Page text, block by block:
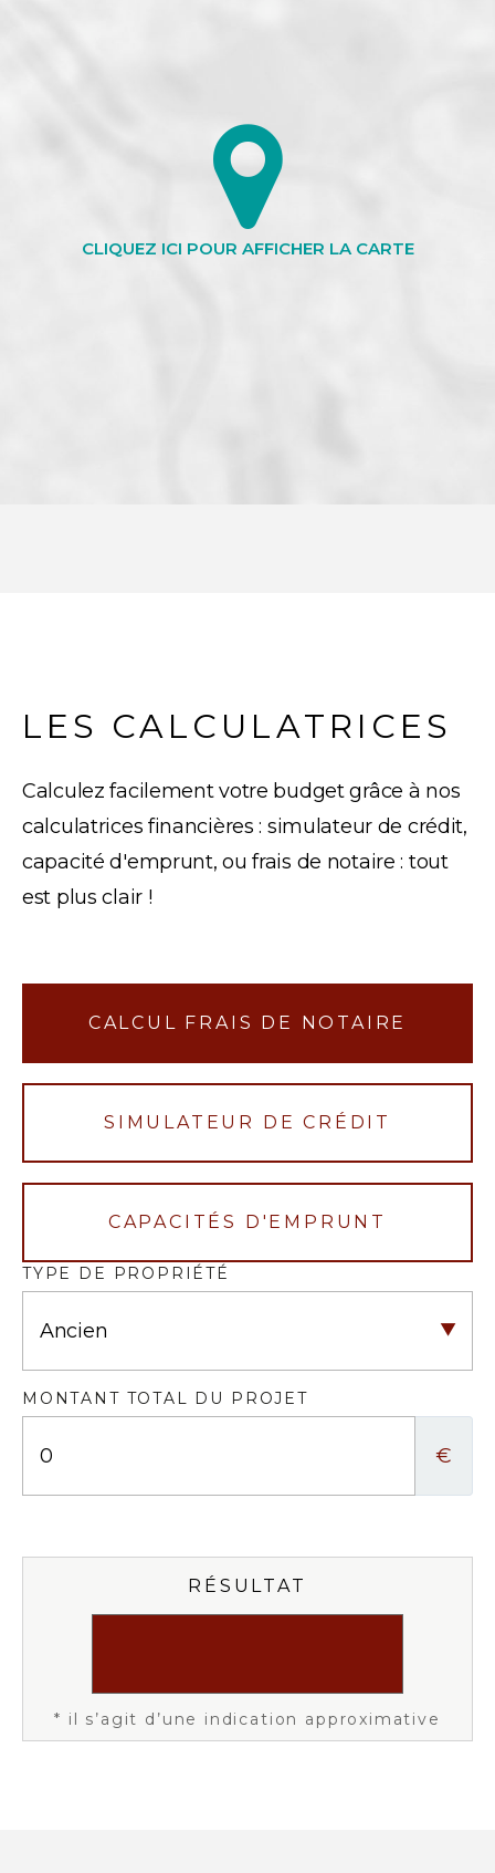
LES CALCULATRICES
Calculez facilement votre budget grâce à nos
calculatrices financières : simulateur de crédit,
capacité d'emprunt, ou frais de notaire : tout
est plus clair !
CALCUL FRAIS DE NOTAIRE
SIMULATEUR DE CRÉDIT
CAPACITÉS D'EMPRUNT